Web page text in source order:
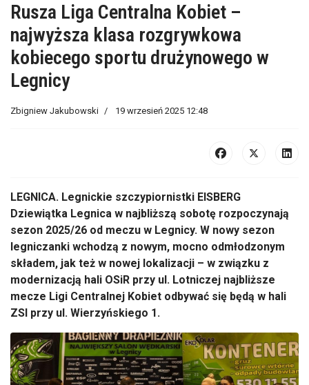
Rusza Liga Centralna Kobiet –
najwyższa klasa rozgrywkowa
kobiecego sportu drużynowego w
Legnicy
Zbigniew Jakubowski 19 wrzesień 2025 12:48
LEGNICA. Legnickie szczypiornistki EISBERG
Dziewiątka Legnica w najbliższą sobotę rozpoczynają
sezon 2025/26 od meczu w Legnicy. W nowy sezon
legniczanki wchodzą z nowym, mocno odmłodzonym
składem, jak też w nowej lokalizacji – w związku z
modernizacją hali OSiR przy ul. Lotniczej najbliższe
mecze Ligi Centralnej Kobiet odbywać się będą w hali
ZSI przy ul. Wierzyńskiego 1.